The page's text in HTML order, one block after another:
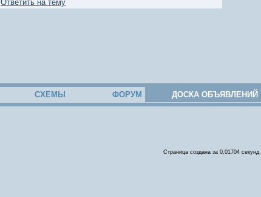
Ответить на тему
СХЕМЫ ФОРУМ ДОСКА ОБЪЯВЛЕНИЙ
Страница создана за 0,01704 секунд.